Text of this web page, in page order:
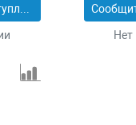
Сообщить о поступлении
Нет